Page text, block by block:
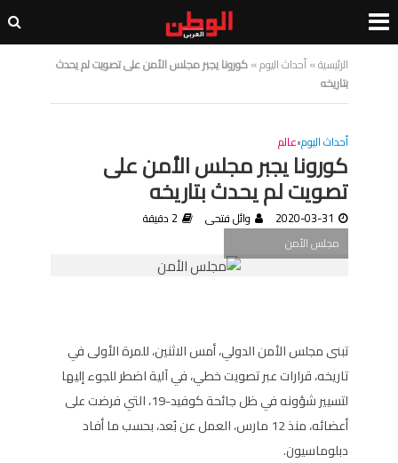
الرئيسية»أحداث اليوم»كورونا يجبر مجلس الأمن على تصويت لم يحدث
بتاريخه
أحداث اليوم•عالم
كورونا يجبر مجلس الأمن على
تصويت لم يحدث بتاريخه
2020-03-31 وائل فتحى
2 دقيقة
مجلس الأمن
تبنى مجلس الأمن الدولي، أمس الاثنين، للمرة الأولى في
تاريخه، قرارات عبر تصويت خطي، في آلية اضطر للجوء إليها
لتسيير شؤونه في ظل جائحة كوفيد-19، التي فرضت على
أعضائه، منذ 12 مارس، العمل عن بُعد، بحسب ما أفاد
دبلوماسيون.